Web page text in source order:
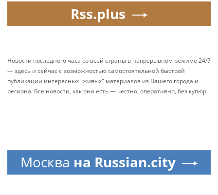
Rss.plus
Новости последнего часа со всей страны в непрерывном режиме 24/7
— здесь и сейчас с возможностью самостоятельной быстрой
публикации интересных "живых" материалов из Вашего города и
региона. Все новости, как они есть — честно, оперативно, без купюр.
Москва на Russian.city